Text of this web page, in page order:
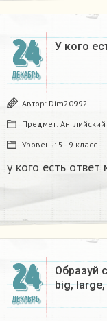
24
ДЕКАБРЬ
У кого
Автор: Dim20992
Предмет:
Уровень: 5 - 9 класс
у кого есть
24
ДЕКАБРЬ
Образуй
big,